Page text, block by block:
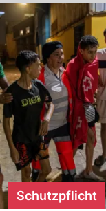
Schutzpflicht